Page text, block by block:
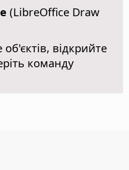
(LibreOffice Draw
відкрийте
команду